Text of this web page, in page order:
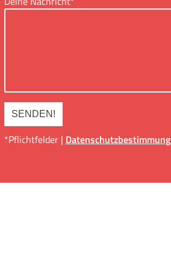
*Pflichtfelder | Datenschutzbestimmung